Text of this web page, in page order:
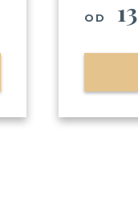
OD
osobních údajů